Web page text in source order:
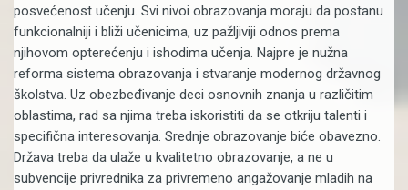
posvećenost učenju. Svi nivoi obrazovanja moraju da postanu
funkcionalniji i bliži učenicima, uz pažljiviji odnos prema
njihovom opterećenju i ishodima učenja. Najpre je nužna
reforma sistema obrazovanja i stvaranje modernog državnog
školstva. Uz obezbeđivanje deci osnovnih znanja u različitim
oblastima, rad sa njima treba iskoristiti da se otkriju talenti i
specifična interesovanja. Srednje obrazovanje biće obavezno.
Država treba da ulaže u kvalitetno obrazovanje, a ne u
subvencije privrednika za privremeno angažovanje mladih na